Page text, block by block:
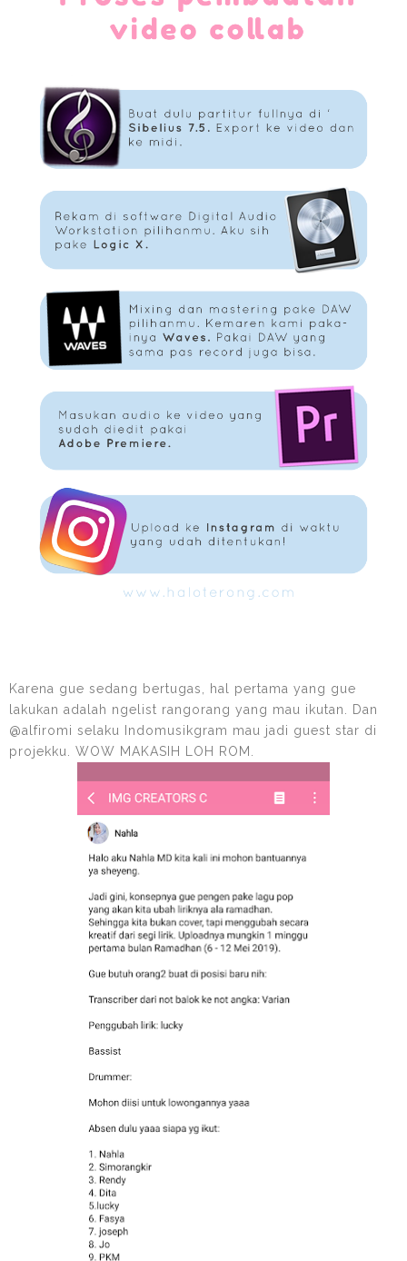
Karena gue sedang bertugas, hal pertama yang gue
lakukan adalah ngelist rangorang yang mau ikutan. Dan
@alfiromi selaku Indomusikgram mau jadi guest star di
projekku. WOW MAKASIH LOH ROM.